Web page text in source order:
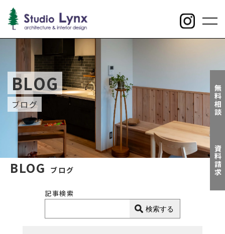
無料相談
資料請求
BLOG
ブログ
BLOG ブログ
記事検索
検索する